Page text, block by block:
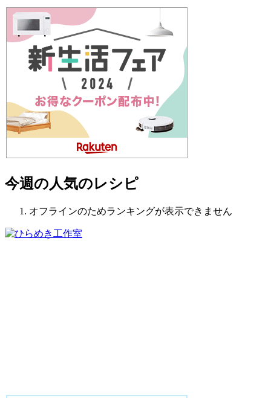
今週の人気のレシピ
オフラインのためランキングが表示できません